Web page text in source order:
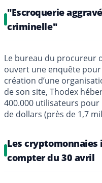
"Escroquerie
criminelle"
Le bureau du procureur
ouvert une enquête
création d’une
de son site, Thodex
400.000 utilisateurs
de dollars (près de 1,7
Les
compter du 30 avril